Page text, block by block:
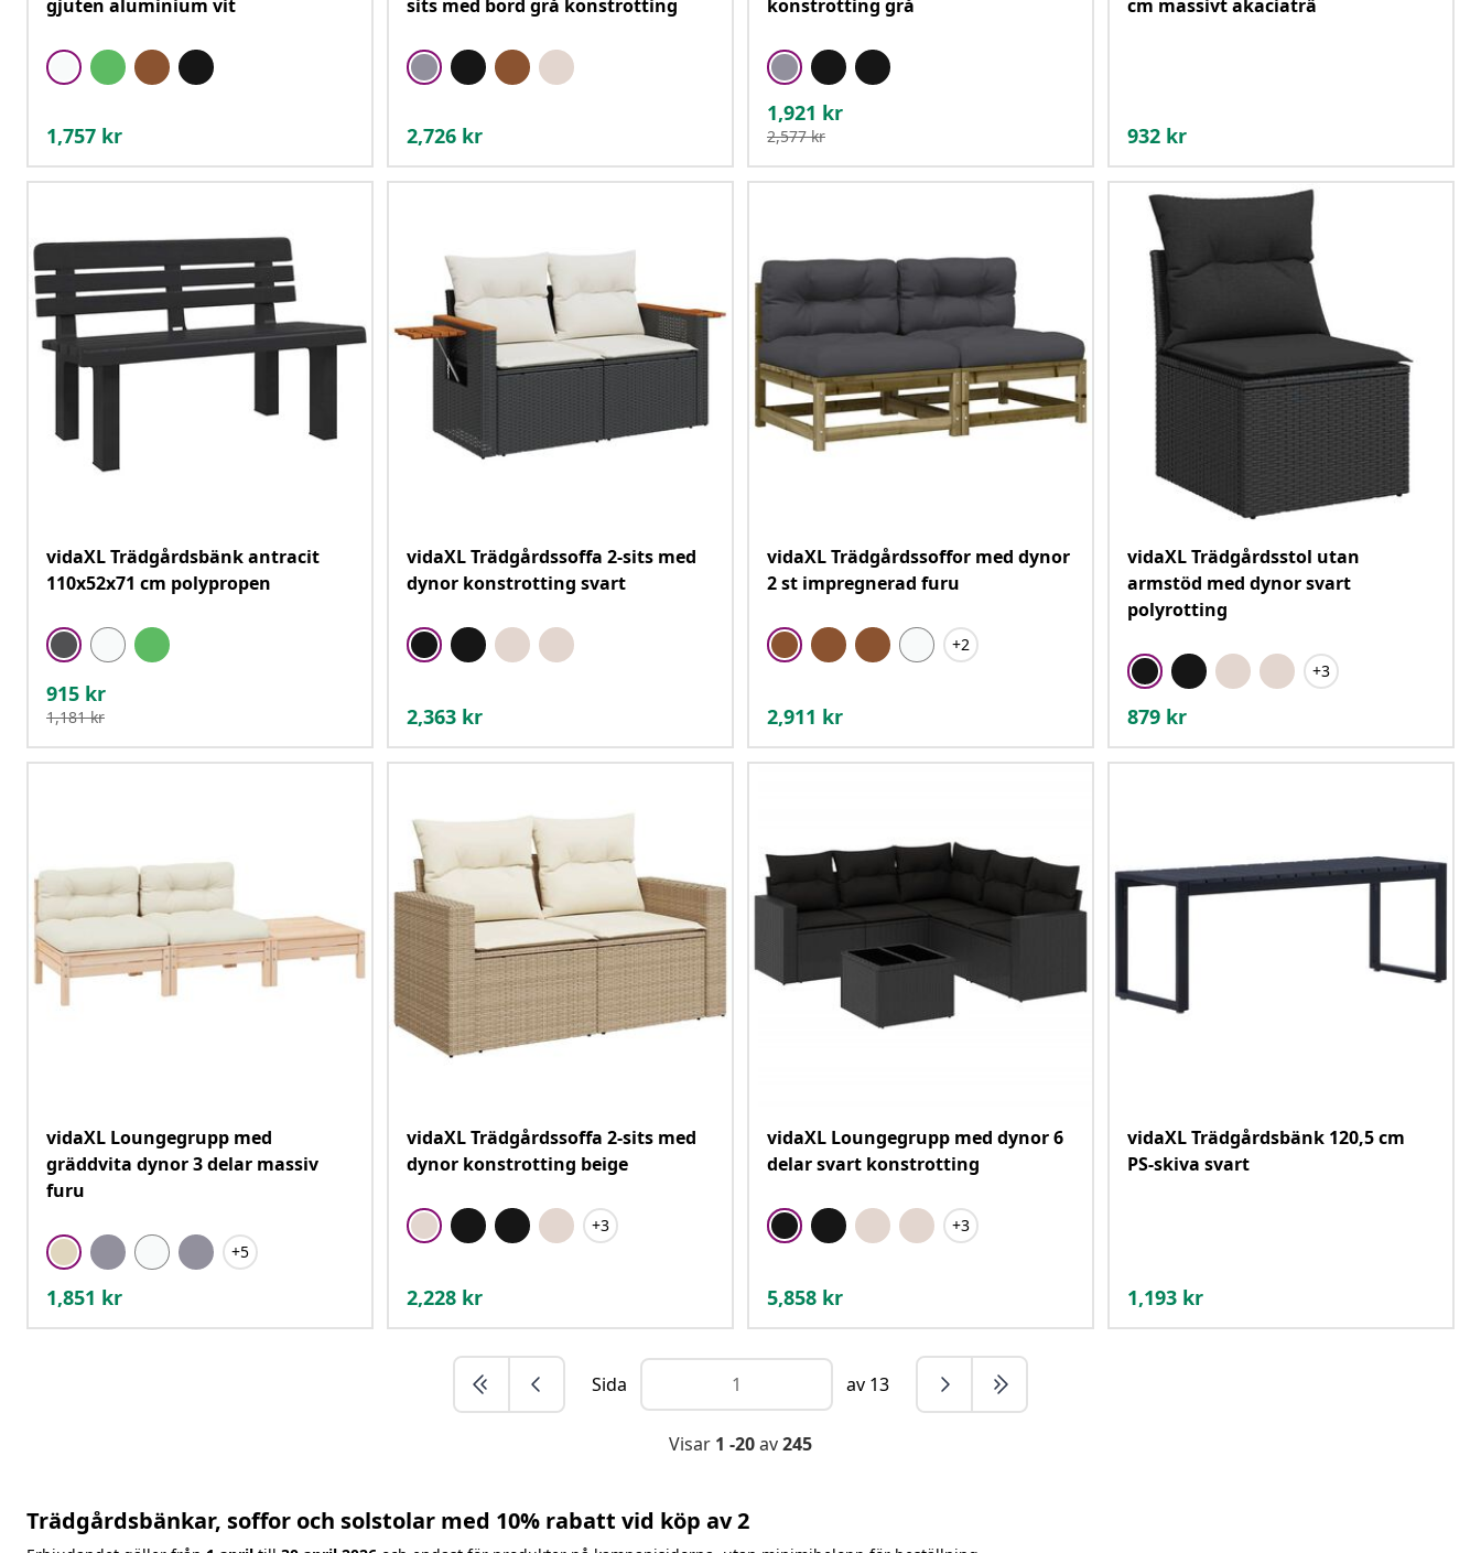
gjuten aluminium vit
1,757 kr
sits med bord grå konstrotting
2,726 kr
konstrotting grå
1,921 kr
2,577 kr
cm massivt akaciaträ
932 kr
vidaXL Trädgårdsbänk antracit
110x52x71 cm polypropen
915 kr
1,181 kr
vidaXL Trädgårdssoffa 2-sits med
dynor konstrotting svart
2,363 kr
vidaXL Trädgårdssoffor med dynor
2 st impregnerad furu
+2
2,911 kr
vidaXL Trädgårdsstol utan
armstöd med dynor svart
polyrotting
+3
879 kr
vidaXL Loungegrupp med
gräddvita dynor 3 delar massiv
furu
+5
1,851 kr
vidaXL Trädgårdssoffa 2-sits med
dynor konstrotting beige
+3
2,228 kr
vidaXL Loungegrupp med dynor 6
delar svart konstrotting
+3
5,858 kr
vidaXL Trädgårdsbänk 120,5 cm
PS-skiva svart
1,193 kr
Sida av 13
Visar 1 -20av245
Trädgårdsbänkar, soffor och solstolar med 10% rabatt vid köp av 2